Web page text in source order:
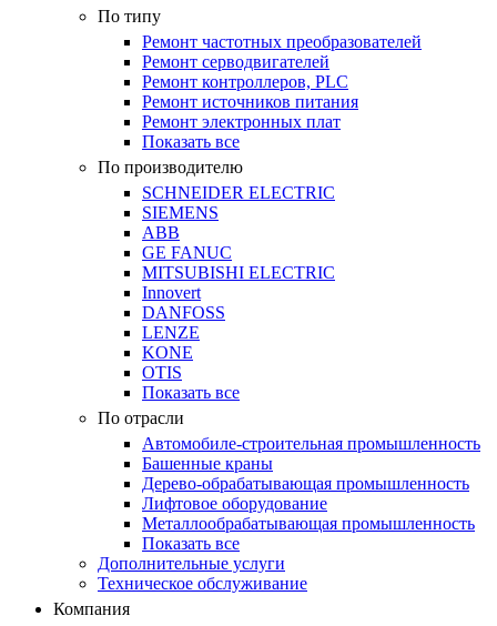
По типу
Ремонт частотных преобразователей
Ремонт серводвигателей
Ремонт контроллеров, PLC
Ремонт источников питания
Ремонт электронных плат
Показать все
По производителю
SCHNEIDER ELECTRIC
SIEMENS
ABB
GE FANUC
MITSUBISHI ELECTRIC
Innovert
DANFOSS
LENZE
KONE
OTIS
Показать все
По отрасли
Автомобиле-строительная промышленность
Башенные краны
Дерево-обрабатывающая промышленность
Лифтовое оборудование
Металлообрабатывающая промышленность
Показать все
Дополнительные услуги
Техническое обслуживание
Компания